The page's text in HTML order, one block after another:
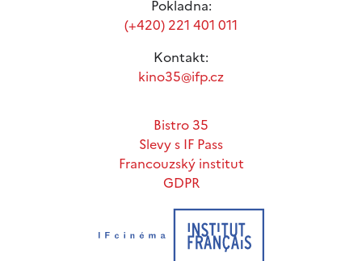
Pokladna:
(+420) 221 401 011
Kontakt:
kino35@ifp.cz
Bistro 35
Slevy s IF Pass
Francouzský institut
GDPR